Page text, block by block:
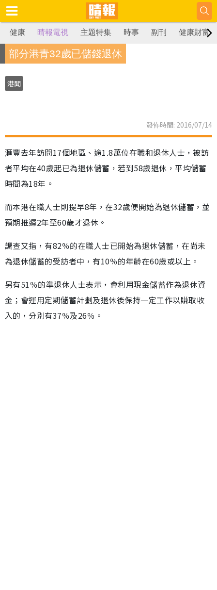
健康 晴報電視 主題特集 時事 副刊 健康財富
部分港青32歲已儲錢退休
港聞
發佈時間: 2016/07/14
滙豐去年訪問17個地區、逾1.8萬位在職和退休人士，被訪
者平均在40歲起已為退休儲蓄，若到58歲退休，平均儲蓄
時間為18年。
而本港在職人士則提早8年，在32歲便開始為退休儲蓄，並
預期推遲2年至60歲才退休。
調查又指，有82％的在職人士已開始為退休儲蓄，在尚未
為退休儲蓄的受訪者中，有10％的年齡在60歲或以上。
另有51％的準退休人士表示，會利用現金儲蓄作為退休資
金；會運用定期儲蓄計劃及退休後保持一定工作以賺取收
入的，分別有37％及26％。